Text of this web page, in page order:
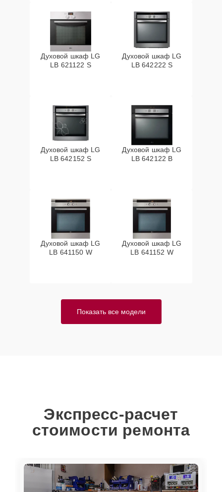
Духовой шкаф LG
LB 621122 S
Духовой шкаф LG
LB 642222 S
Духовой шкаф LG
LB 642152 S
Духовой шкаф LG
LB 642122 B
Духовой шкаф LG
LB 641150 W
Духовой шкаф LG
LB 641152 W
Показать все модели
Экспресс-расчет
стоимости ремонта